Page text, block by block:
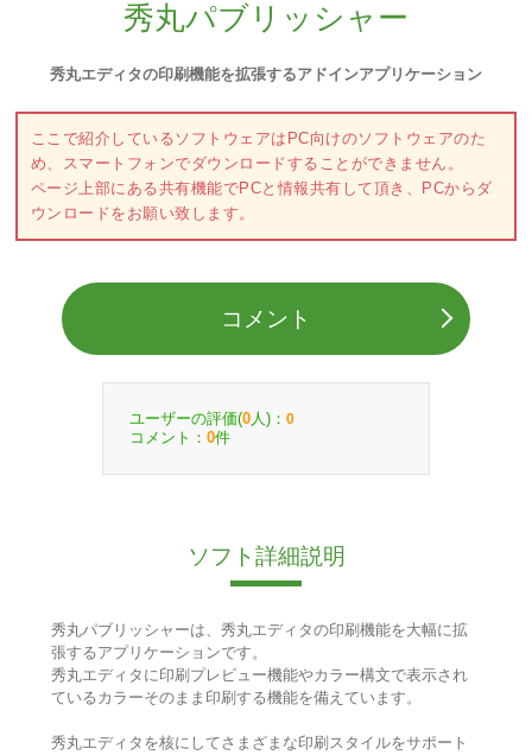
秀丸パブリッシャー
秀丸エディタの印刷機能を拡張するアドインアプリケーション
ここで紹介しているソフトウェアはPC向けのソフトウェアのた
め、スマートフォンでダウンロードすることができません。
ページ上部にある共有機能でPCと情報共有して頂き、PCからダ
ウンロードをお願い致します。
コメント
ユーザーの評価(0 人)： 0
コメント： 0件
ソフト詳細説明
秀丸パブリッシャーは、秀丸エディタの印刷機能を大幅に拡
張するアプリケーションです。
秀丸エディタに印刷プレビュー機能やカラー構文で表示され
ているカラーそのまま印刷する機能を備えています。
秀丸エディタを核にしてさまざまな印刷スタイルをサポート